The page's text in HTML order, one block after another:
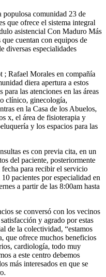
populosa comunidad 23 de
que ofrece el sistema integral
asistencial Con Maduro Más
cuentan con equipos de
diversas especialidades
; Rafael Morales en compañía
diera apertura a estos
para las atenciones en las áreas
clínico, ginecología,
en la Casa de los Abuelos,
x, el área de fisioterapia y
y los espacios para las
es con previa cita, en un
del paciente, posteriormente
fecha para recibir el servicio
pacientes por especialidad en
a partir de las 8:00am hasta
se conversó con los vecinos
y agrado por estas
de la colectividad, “estamos
que ofrece muchos beneficios
cardiología, todo muy
a este centro debemos
más interesados en que se